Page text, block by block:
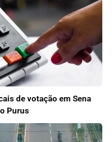
de votação em Sena
Purus